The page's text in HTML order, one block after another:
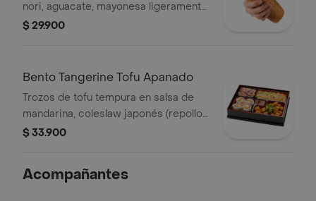
nori, aguacate, mayonesa ligeramente
picante y queso crema.
$ 29.900
Bento Tangerine Tofu Apanado
Trozos de tofu tempura en salsa de
mandarina, coleslaw japonés (repollo
y zanahoria), 4 bocados de sushi
$ 33.900
Acompañantes